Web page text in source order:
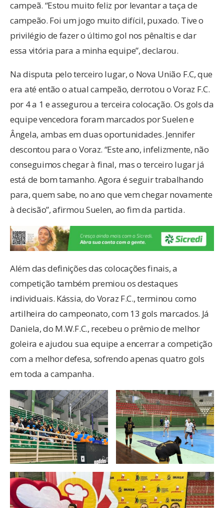
campeã. “Estou muito feliz por levantar a taça de
campeão. Foi um jogo muito difícil, puxado. Tive o
privilégio de fazer o último gol nos pênaltis e dar
essa vitória para a minha equipe”, declarou.
Na disputa pelo terceiro lugar, o Nova União F.C, que
era até então o atual campeão, derrotou o Voraz F.C.
por 4 a 1 e assegurou a terceira colocação. Os gols da
equipe vencedora foram marcados por Suelen e
Ângela, ambas em duas oportunidades. Jennifer
descontou para o Voraz. “Este ano, infelizmente, não
conseguimos chegar à final, mas o terceiro lugar já
está de bom tamanho. Agora é seguir trabalhando
para, quem sabe, no ano que vem chegar novamente
à decisão”, afirmou Suelen, ao fim da partida.
Além das definições das colocações finais, a
competição também premiou os destaques
individuais. Kássia, do Voraz F.C., terminou como
artilheira do campeonato, com 13 gols marcados. Já
Daniela, do M.W.F.C., recebeu o prêmio de melhor
goleira e ajudou sua equipe a encerrar a competição
com a melhor defesa, sofrendo apenas quatro gols
em toda a campanha.